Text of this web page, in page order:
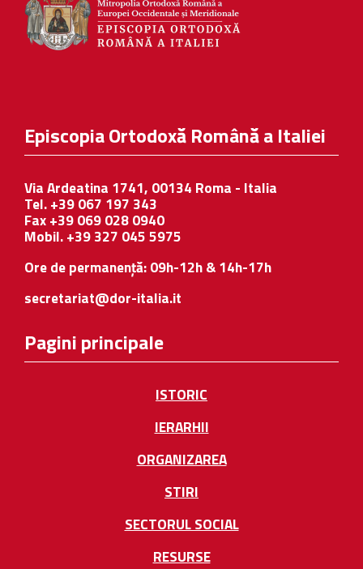
Episcopia Ortodoxă Română a Italiei
Via Ardeatina 1741, 00134 Roma - Italia
Tel. +39 067 197 343
Fax +39 069 028 0940
Mobil. +39 327 045 5975
Ore de permanență: 09h-12h & 14h-17h
secretariat@dor-italia.it
Pagini principale
ISTORIC
IERARHII
ORGANIZAREA
STIRI
SECTORUL SOCIAL
RESURSE